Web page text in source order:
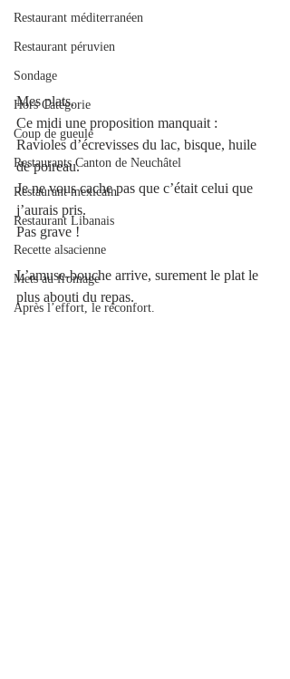
Restaurant méditerranéen
Restaurant péruvien
Sondage
Hors Catégorie
Coup de gueule
Restaurants Canton de Neuchâtel
Restaurant mexicain
Restaurant Libanais
Recette alsacienne
Mets au fromage
Après l’effort, le réconfort.
Mes plats.
Ce midi une proposition manquait :
Ravioles d’écrevisses du lac, bisque, huile
de poireau.
Je ne vous cache pas que c’était celui que
j’aurais pris.
Pas grave !
L’amuse-bouche arrive, surement le plat le
plus abouti du repas.